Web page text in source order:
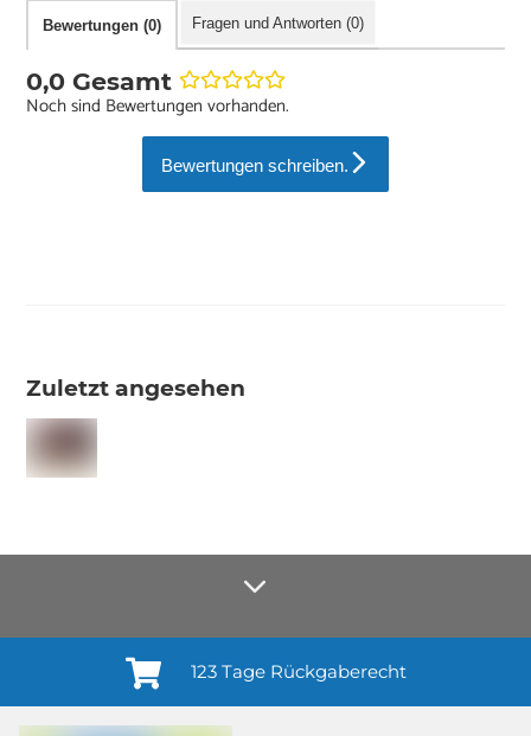
Bewertungen (0) Fragen und Antworten (0)
0,0 Gesamt
Noch sind Bewertungen vorhanden.
Bewertungen schreiben.
Zuletzt angesehen
Anmelden¹
123 Tage Rückgaberecht